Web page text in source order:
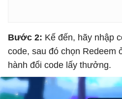
Bước 2: Kế đến, hãy nhập
code, sau đó chọn Redeem
hành đổi code lấy thưởng.